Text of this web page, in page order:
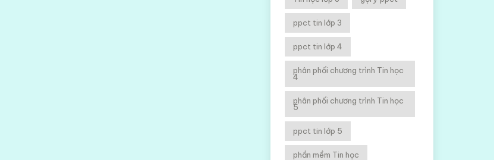
ppct tin lớp 3
ppct tin lớp 4
phân phối chương trình Tin học
4
phân phối chương trình Tin học
5
ppct tin lớp 5
phần mềm Tin học